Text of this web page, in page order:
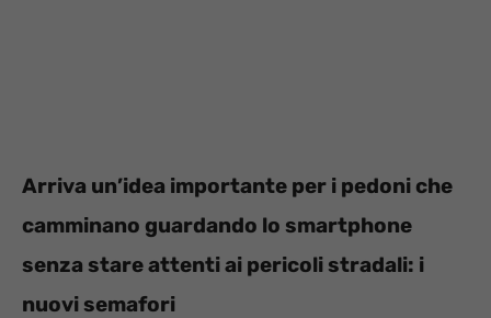
Arriva un’idea importante per i pedoni che
camminano guardando lo smartphone
senza stare attenti ai pericoli stradali: i
nuovi semafori